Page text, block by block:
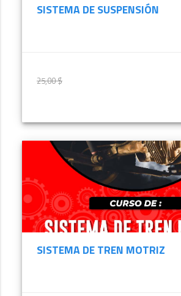
SISTEMA DE SUSPENSIÓN
25,00 $
SISTEMA DE TREN MOTRIZ